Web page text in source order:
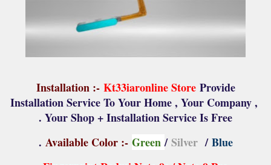
Installation :- Kt33iaronline StoreProvide
Installation Service To Your Home , Your Company ,
Your Shop + Installation Service Is Free .
Available Color :- Green/Silver /Blue
.